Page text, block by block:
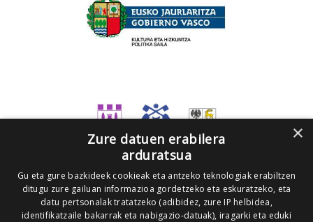
×
Zure datuen erabilera
arduratsua
Gu eta gure bazkideek cookieak eta antzeko teknologiak erabiltzen
ditugu zure gailuan informazioa gordetzeko eta eskuratzeko, eta
datu pertsonalak tratatzeko (adibidez, zure IP helbidea,
identifikatzaile bakarrak eta nabigazio-datuak), iragarki eta eduki